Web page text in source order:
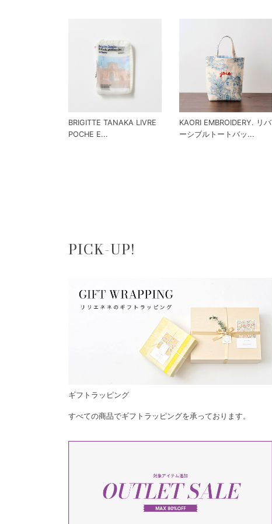
BRIGITTE TANAKA LIVRE
POCHE E...
KAORI EMBROIDERY. リバ
ーシブルトートバッ...
PICK-UP!
ギフトラッピング
すべての商品でギフトラッピングを承っております。